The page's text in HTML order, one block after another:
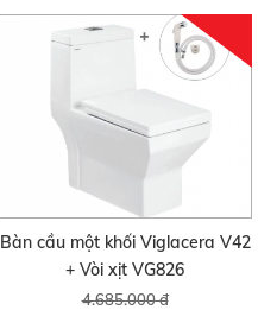
Bàn cầu một khối Viglacera V42
+ Vòi xịt VG826
4.685.000 đ